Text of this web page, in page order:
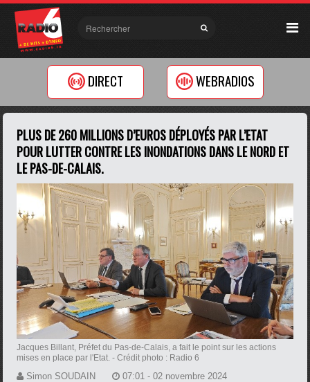
DIRECT WEBRADIOS
PLUS DE 260 MILLIONS D’EUROS DÉPLOYÉS PAR L’ETAT
POUR LUTTER CONTRE LES INONDATIONS DANS LE NORD ET
LE PAS-DE-CALAIS.
Jacques Billant, Préfet du Pas-de-Calais, a fait le point sur les actions
mises en place par l'Etat.- Crédit photo : Radio 6
Simon SOUDAIN 07:01 - 02 novembre 2024